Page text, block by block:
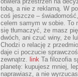
tobą, a nie z reklamą. W
coś jeszcze –
celem samym w sobie. To
się tłumaczyć, że masz
dwóch, ani czuć winy, że
Chodzi o relację z
daje ci poczucie
zewnątrz. link Ta filozofia
planetę: kupujesz mniej,
naprawiasz, a nie